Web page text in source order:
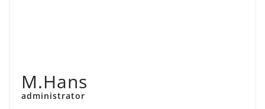
M.Hans
administrator